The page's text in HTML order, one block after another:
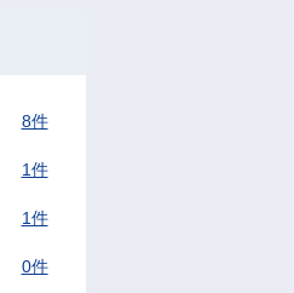
8件
1件
1件
0件